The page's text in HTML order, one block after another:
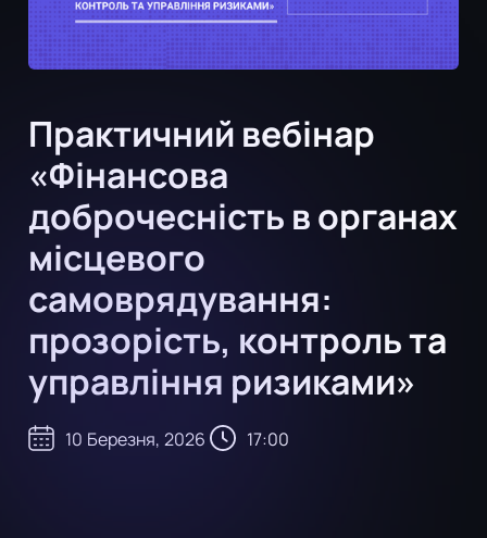
Практичний вебінар
«Фінансова
доброчесність в органах
місцевого
самоврядування:
прозорість, контроль та
управління ризиками»
10 Березня, 2026 17:00